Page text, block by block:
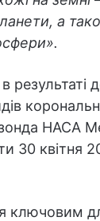
а
результаті
НАСА
30 квітня
ключовим